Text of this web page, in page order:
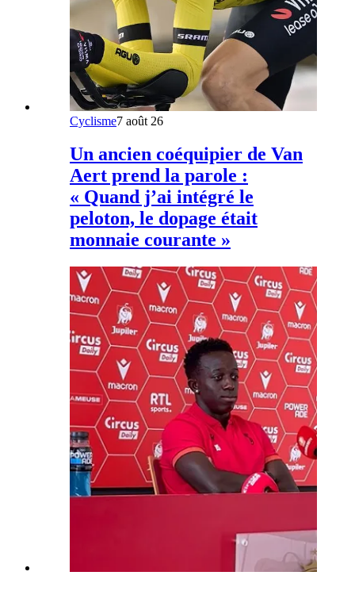
Cyclisme7 août 26
Un ancien coéquipier de Van
Aert prend la parole :
« Quand j’ai intégré le
peloton, le dopage était
monnaie courante »